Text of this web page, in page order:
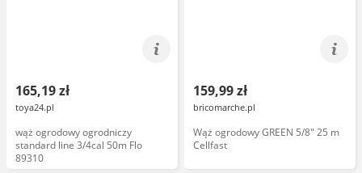
165,19 zł
toya24.pl
wąż ogrodowy ogrodniczy
standard line 3/4cal 50m Flo
89310
159,99 zł
bricomarche.pl
Wąż ogrodowy GREEN 5/8" 25 m
Cellfast